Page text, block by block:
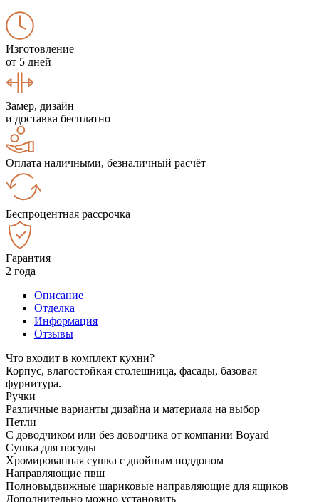
Изготовление
от 5 дней
Замер, дизайн
и доставка бесплатно
Оплата наличными, безналичный расчёт
Беспроцентная рассрочка
Гарантия
2 года
Описание
Отделка
Информация
Отзывы
Что входит в комплект кухни?
Корпус, влагостойкая столешница, фасады, базовая
фурнитура.
Ручки
Различные варианты дизайна и материала на выбор
Петли
С доводчиком или без доводчика от компании Boyard
Сушка для посуды
Хромированная сушка с двойным поддоном
Направляющие пвш
Полновыдвижные шариковые направляющие для ящиков
Дополнительно можно установить